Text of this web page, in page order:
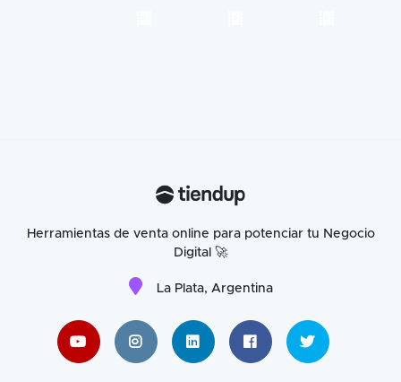
Herramientas de venta online para potenciar tu Negocio
Digital 🚀
La Plata, Argentina